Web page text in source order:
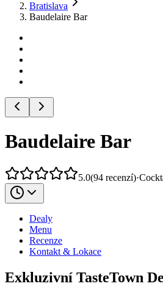
Bratislava
Baudelaire Bar
Baudelaire Bar
5.0(94 recenzí)·
Dealy
Menu
Recenze
Kontakt & Lokace
Exkluzivní TasteTown